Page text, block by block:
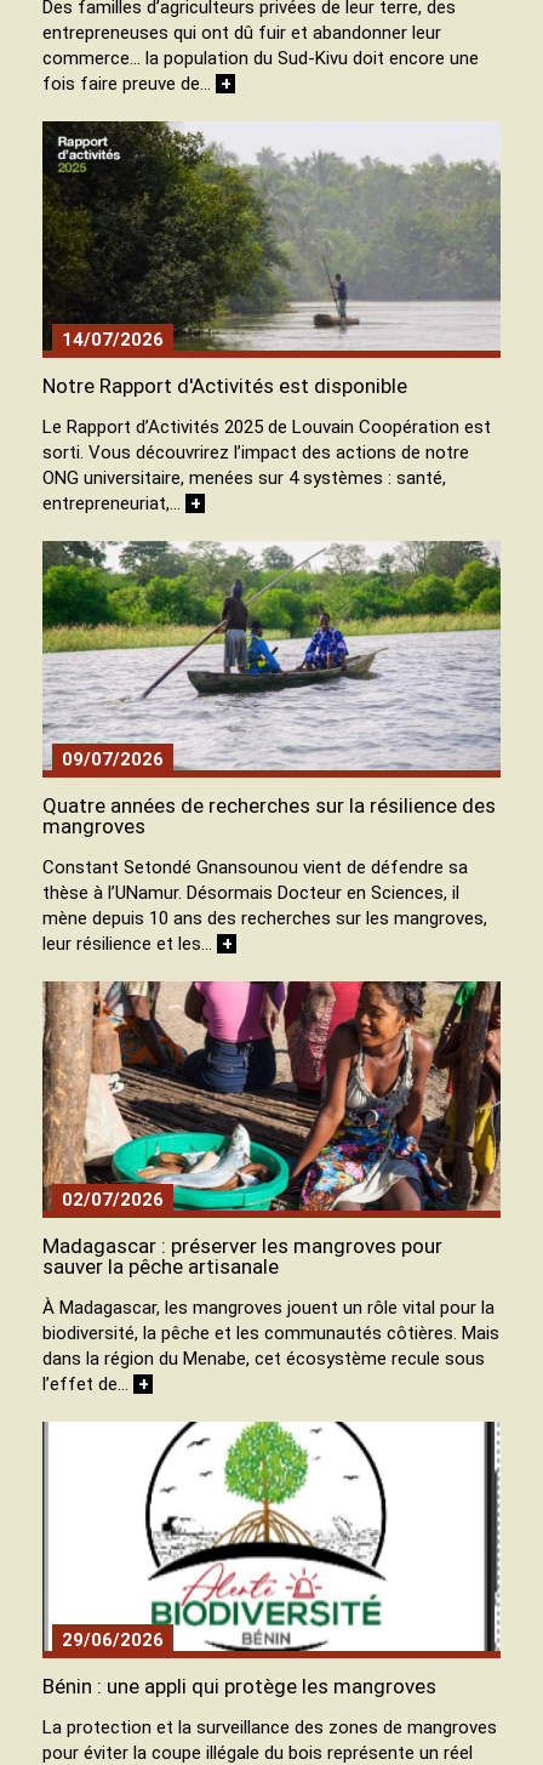
Des familles d’agriculteurs privées de leur terre, des
entrepreneuses qui ont dû fuir et abandonner leur
commerce… la population du Sud-Kivu doit encore une
fois faire preuve de… +
14/07/2026
Notre Rapport d'Activités est disponible
Le Rapport d’Activités 2025 de Louvain Coopération est
sorti. Vous découvrirez l’impact des actions de notre
ONG universitaire, menées sur 4 systèmes : santé,
entrepreneuriat,… +
09/07/2026
Quatre années de recherches sur la résilience des
mangroves
Constant Setondé Gnansounou vient de défendre sa
thèse à l’UNamur. Désormais Docteur en Sciences, il
mène depuis 10 ans des recherches sur les mangroves,
leur résilience et les… +
02/07/2026
Madagascar : préserver les mangroves pour
sauver la pêche artisanale
À Madagascar, les mangroves jouent un rôle vital pour la
biodiversité, la pêche et les communautés côtières. Mais
dans la région du Menabe, cet écosystème recule sous
l’effet de… +
29/06/2026
Bénin : une appli qui protège les mangroves
La protection et la surveillance des zones de mangroves
pour éviter la coupe illégale du bois représente un réel